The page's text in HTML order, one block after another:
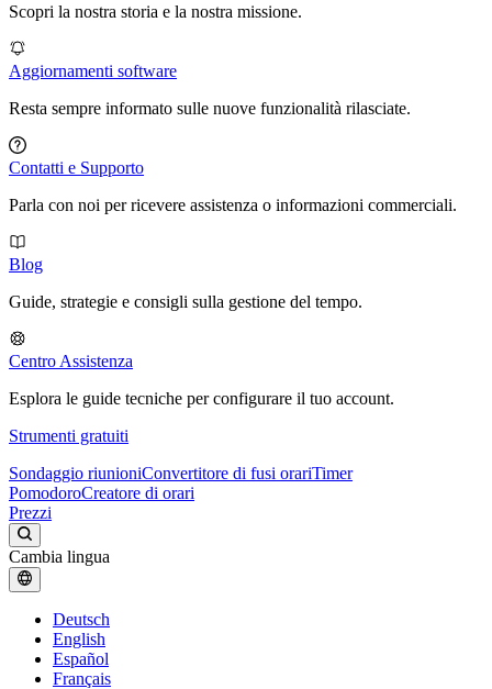
Scopri la nostra storia e la nostra missione.
Aggiornamenti software
Resta sempre informato sulle nuove funzionalità rilasciate.
Contatti e Supporto
Parla con noi per ricevere assistenza o informazioni commerciali.
Blog
Guide, strategie e consigli sulla gestione del tempo.
Centro Assistenza
Esplora le guide tecniche per configurare il tuo account.
Strumenti gratuiti
Sondaggio riunioniConvertitore di fusi orariTimer
PomodoroCreatore di orari
Prezzi
Cambia lingua
Deutsch
English
Español
Français